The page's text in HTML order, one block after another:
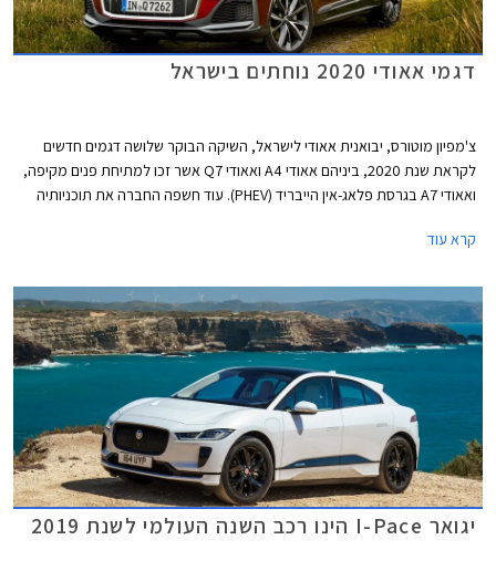
דגמי אאודי 2020 נוחתים בישראל
צ'מפיון מוטורס, יבואנית אאודי לישראל, השיקה הבוקר שלושה דגמים חדשים
לקראת שנת 2020, ביניהם אאודי A4 ואאודי Q7 אשר זכו למתיחת פנים מקיפה,
ואאודי A7 בגרסת פלאג-אין הייבריד (PHEV). עוד חשפה החברה את תוכניותיה
קרא עוד
יגואר I-Pace הינו רכב השנה העולמי לשנת 2019